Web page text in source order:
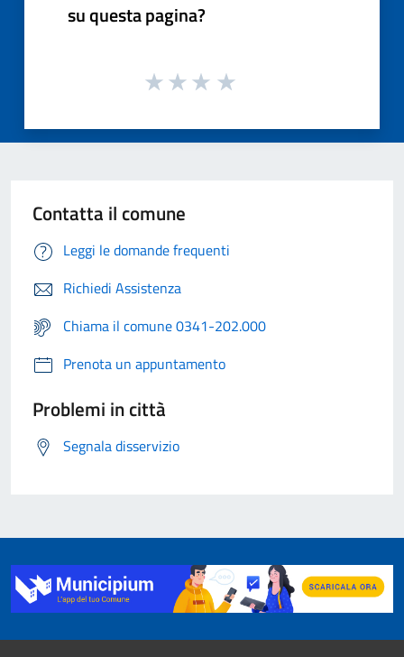
su questa pagina?
Contatta il comune
Leggi le domande frequenti
Richiedi Assistenza
Chiama il comune 0341-202.000
Prenota un appuntamento
Problemi in città
Segnala disservizio